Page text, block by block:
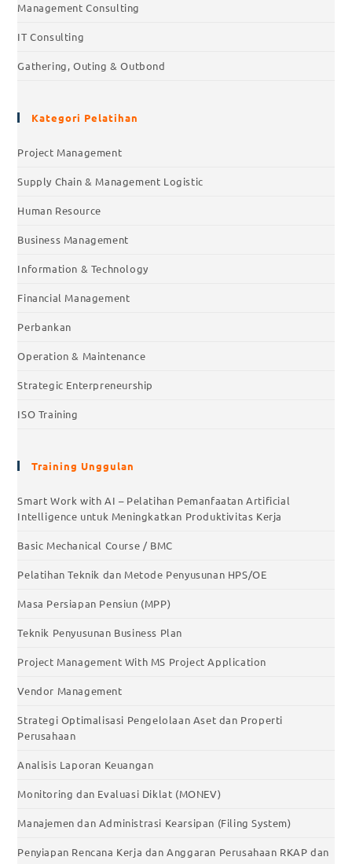
Management Consulting
IT Consulting
Gathering, Outing & Outbond
Kategori Pelatihan
Project Management
Supply Chain & Management Logistic
Human Resource
Business Management
Information & Technology
Financial Management
Perbankan
Operation & Maintenance
Strategic Enterpreneurship
ISO Training
Training Unggulan
Smart Work with AI – Pelatihan Pemanfaatan Artificial
Intelligence untuk Meningkatkan Produktivitas Kerja
Basic Mechanical Course / BMC
Pelatihan Teknik dan Metode Penyusunan HPS/OE
Masa Persiapan Pensiun (MPP)
Teknik Penyusunan Business Plan
Project Management With MS Project Application
Vendor Management
Strategi Optimalisasi Pengelolaan Aset dan Properti
Perusahaan
Analisis Laporan Keuangan
Monitoring dan Evaluasi Diklat (MONEV)
Manajemen dan Administrasi Kearsipan (Filing System)
Penyiapan Rencana Kerja dan Anggaran Perusahaan RKAP dan